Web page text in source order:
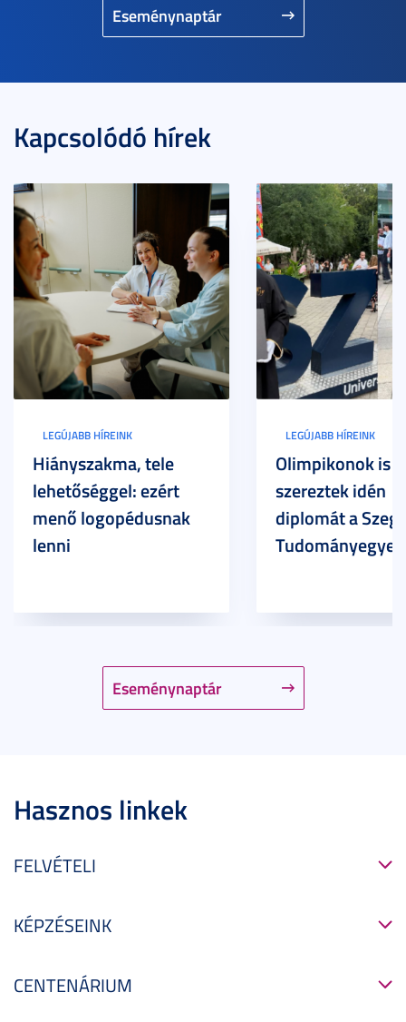
Eseménynaptár
Kapcsolódó hírek
Eseménynaptár
LEGÚJABB HÍREINK
Hiányszakma, tele
lehetőséggel: ezért
menő logopédusnak
lenni
LEGÚJABB HÍREINK
Olimpikonok is
szereztek idén
diplomát a
Hasznos linkek
FELVÉTELI
KÉPZÉSEINK
CENTENÁRIUM